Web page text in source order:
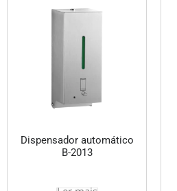
Dispensador automático
B-2013